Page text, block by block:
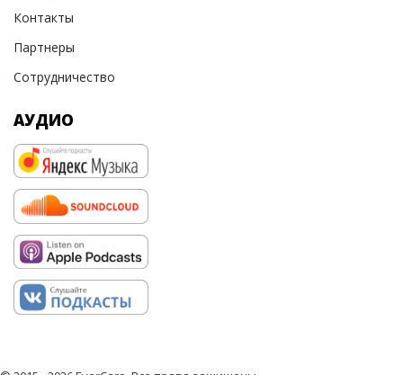
Контакты
Партнеры
Сотрудничество
АУДИО